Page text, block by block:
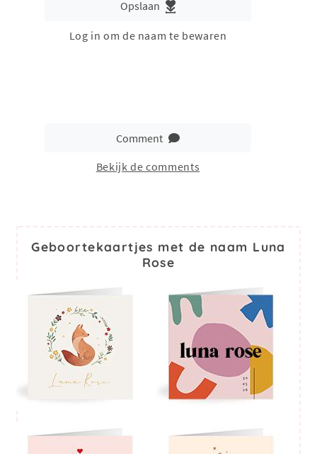
Opslaan
Log in om de naam te bewaren
Comment
Bekijk de comments
Geboortekaartjes met de naam Luna
Rose